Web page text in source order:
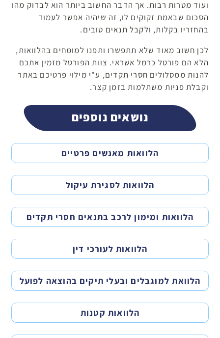
ועוד מטרות רבות. אך הדבר החשוב ביותר הוא לבדוק מהו
הסכום שבאמת זקוקים לו, זה שיהיה אפשר לעמוד
בהחזריו בקלות, ולקבל תנאים טובים.
לכן חשוב מאוד שלא תתפשרו ותפנו למומחים בהלוואות,
הלא הם פורטל כרמל אשראי. צוות הפורטל מזמין אתכם
להנות ממסלולים חסרי תקדים, ע"י מילוי פרטיכם באתר
וקבלת פניות משתלמות בזמן קצר.
נושאים נוספים
הלוואות מאנשים פרטיים
הלוואות לסגירת עיקול
הלוואות ומימון לרכב בתנאים חסרי תקדים
הלוואות לעורכי דין
הלוואת למוגבלים ובעלי תיקים בהוצאה לפועל
הלוואות קטנות